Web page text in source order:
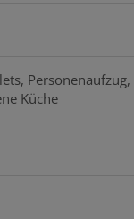
Personenaufzug
Küche